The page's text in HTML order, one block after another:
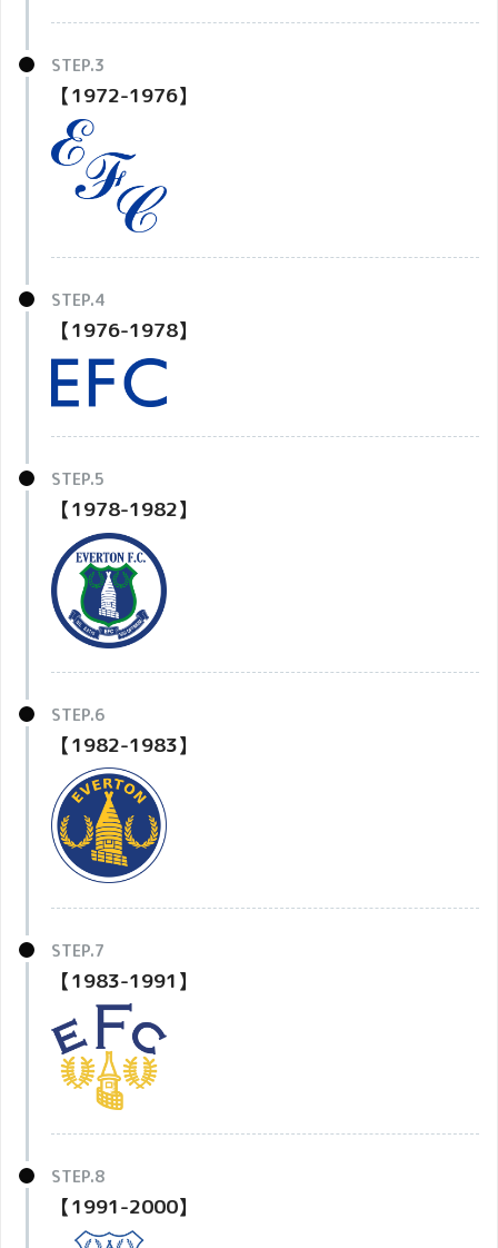
【1972-1976】
【1976-1978】
【1978-1982】
【1982-1983】
【1983-1991】
【1991-2000】